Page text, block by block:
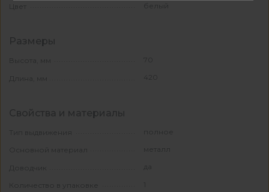
Цвет белый
Размеры
Высота, мм 70
Длина, мм 420
Свойства и материалы
Тип выдвижения полное
Основной материал металл
Доводчик да
Количество в упаковке 1